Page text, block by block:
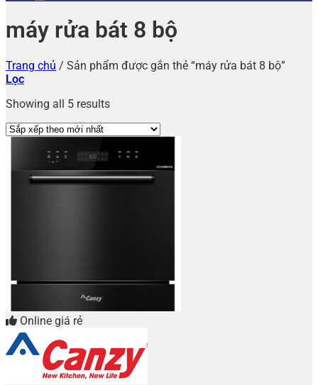
máy rửa bát 8 bộ
Trang chủ / Sản phẩm được gắn thẻ “máy rửa bát 8 bộ”
Lọc
Showing all 5 results
Online giá rẻ